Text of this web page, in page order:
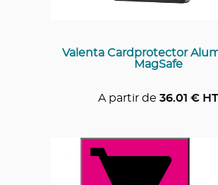
Valenta Cardprotector
MagSafe
A partir de 36.01 € HT